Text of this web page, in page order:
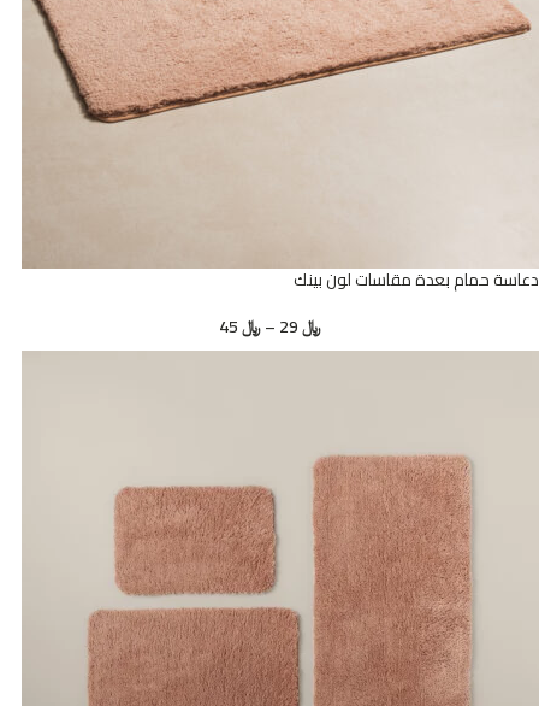
دعاسة حمام بعدة مقاسات لون بينك
﷼
–﷼